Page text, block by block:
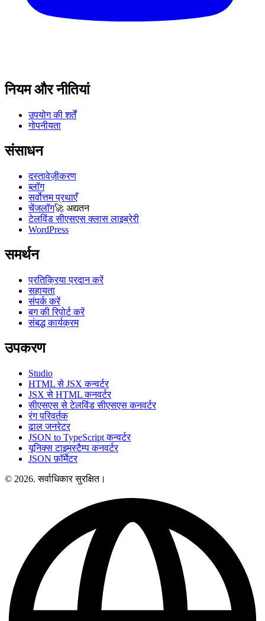
नियम और नीतियां
उपयोग की शर्तें
गोपनीयता
संसाधन
दस्तावेज़ीकरण
ब्लॉग
सर्वोत्तम प्रथाएँ
चेंजलॉग🚀 अद्यतन
टेलविंड सीएसएस क्लास लाइब्रेरी
WordPress
समर्थन
प्रतिक्रिया प्रदान करें
सहायता
संपर्क करें
बग की रिपोर्ट करें
संबद्ध कार्यक्रम
उपकरण
Studio
HTML से JSX कन्वर्टर
JSX से HTML कनवर्टर
सीएसएस से टेलविंड सीएसएस कनवर्टर
रंग परिवर्तक
ढाल जनरेटर
JSON to TypeScript कन्वर्टर
यूनिक्स टाइमस्टैम्प कनवर्टर
JSON फ़ॉर्मेटर
© 2026. सर्वाधिकार सुरक्षित।